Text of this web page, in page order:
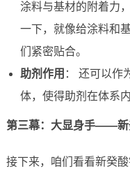
涂料与基材的附着力
一下，就像给涂料和
们紧密贴合。
助剂作用 ： 还可以作
体，使得助剂在体系
第三幕：大显身手——新
接下来，咱们看看新癸